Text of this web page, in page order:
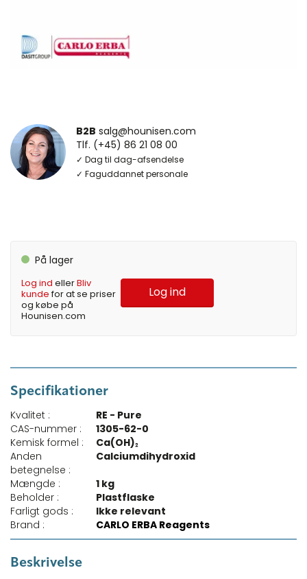
B2B salg@hounisen.com
Tlf. (+45) 86 21 08 00
✓ Dag til dag-afsendelse
✓ Faguddannet personale
På lager
Log ind ellerBliv
kundefor at se priser
og købe på
Hounisen.com
Log ind
Specifikationer
Kvalitet :
RE - Pure
CAS-nummer :
1305-62-0
Kemisk formel :
Ca(OH)₂
Anden
betegnelse :
Calciumdihydroxid
Mængde :
1 kg
Beholder :
Plastflaske
Farligt gods :
Ikke relevant
Brand :
CARLO ERBA Reagents
Beskrivelse